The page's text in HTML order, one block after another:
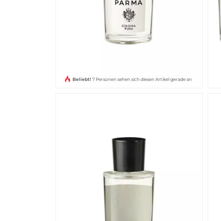
Beliebt! 7 Personen sehen sich diesen Artikel gerade an